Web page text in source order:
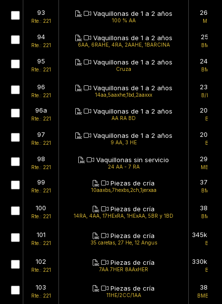
93
Rte.: 221
Vaquillonas de 1 a 2 años
100 % AA
263kg
MB/B
94
Rte.: 221
Vaquillonas de 1 a 2 años
6AA, 6RAHE, 4RA, 2AAHE, 1BARCINA
251kg
BMB/B
95
Rte.: 221
Vaquillonas de 1 a 2 años
Cruza
243kg
BMB/B
96
Rte.: 221
Vaquillonas de 1 a 2 años
14aa,5aaxhe,1bd,2aaxxx
235kg
B/BMB
96a
Rte.: 221
Vaquillonas de 1 a 2 años
AA RA BD
208kg
B/B
97
Rte.: 221
Vaquillonas de 1 a 2 años
9 AA, 3 HE
203kg
B/B
98
Rte.: 221
Vaquillonas sin servicio
24 AA - 7 RA
297kg
MB/MB
99
Rte.: 221
Piezas de cría
10aaxbs,7hexbs,2ch,1jerxaa
370kg
BMB/B
100
Rte.: 221
Piezas de cría
14RA, 4AA, 17HExRA, 1HExAA, 5BR y 1BD
386kg
BMB/B
101
Rte.: 221
Piezas de cría
35 caretas, 27 He, 12 Angus
345kg
B/B
102
Rte.: 221
Piezas de cría
7AA 7HER 8AAxHER
330kg
B/B
103
Rte.: 221
Piezas de cría
11HE/2CC/1AA
380kg
BMB/BMB